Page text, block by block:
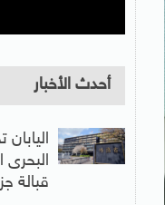
أحدث الأخبار
البحرى
قبالة